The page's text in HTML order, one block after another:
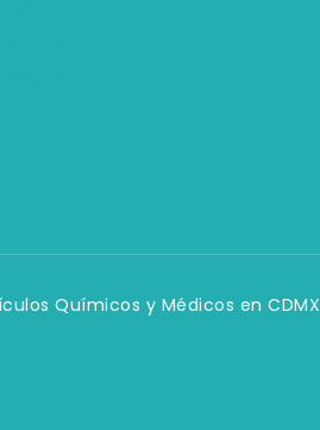
Químicos y Médicos en CDMX